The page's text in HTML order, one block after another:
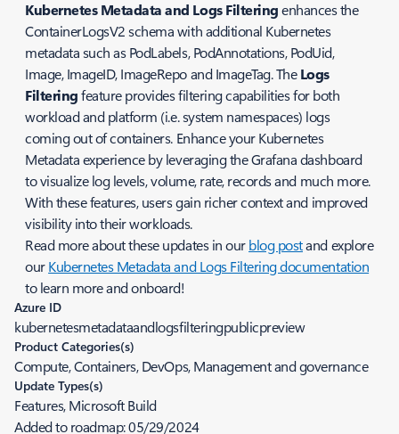
Kubernetes Metadata and Logs Filteringenhances the
ContainerLogsV2 schema with additional Kubernetes
metadata such asPodLabels, PodAnnotations, PodUid,
Image, ImageID, ImageRepoandImageTag. TheLogs
Filteringfeature provides filtering capabilities for both
workload and platform (i.e. system namespaces) logs
coming out of containers. Enhance your Kubernetes
Metadata experience by leveraging the Grafana dashboard
to visualize log levels, volume, rate, records and much more.
With these features, users gain richer context and improved
visibility into their workloads.
Read more about these updates in ourblog postand explore
ourKubernetes Metadata and Logs Filtering documentation
to learn more and onboard!
Azure ID
kubernetesmetadataandlogsfilteringpublicpreview
Product Categories(s)
Compute, Containers, DevOps, Management and governance
Update Types(s)
Features, Microsoft Build
Added to roadmap:05/29/2024